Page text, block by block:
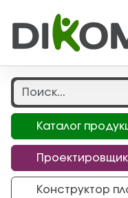
Каталог
Конструктор